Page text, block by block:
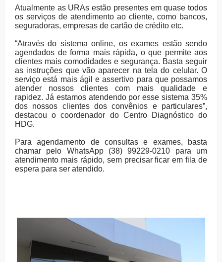
Atualmente as URAs estão presentes em quase todos
os serviços de atendimento ao cliente, como bancos,
seguradoras, empresas de cartão de crédito etc.
“Através do sistema online, os exames estão sendo
agendados de forma mais rápida, o que permite aos
clientes mais comodidades e segurança. Basta seguir
as instruções que vão aparecer na tela do celular. O
serviço está mais ágil e assertivo para que possamos
atender nossos clientes com mais qualidade e
rapidez. Já estamos atendendo por esse sistema 35%
dos nossos clientes dos convênios e particulares”,
destacou o coordenador do Centro Diagnóstico do
HDG.
Para agendamento de consultas e exames, basta
chamar pelo WhatsApp (38) 99229-0210 para um
atendimento mais rápido, sem precisar ficar em fila de
espera para ser atendido.